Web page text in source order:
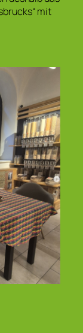
mit